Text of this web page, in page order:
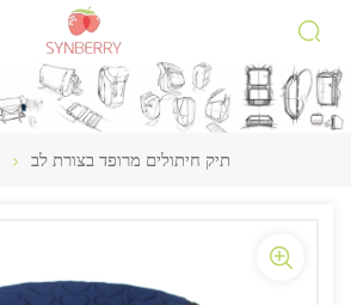
תיק חיתולים מרופד בצורת לב